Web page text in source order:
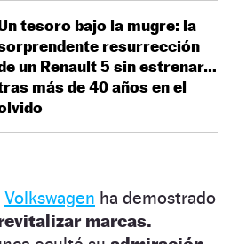
tesoro bajo la mugre: la
resurrección
un Renault 5 sin estrenar…
más de 40 años en el
Volkswagen ha demostrado
marcas.